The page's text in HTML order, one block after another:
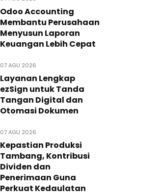
Odoo Accounting
Membantu Perusahaan
Menyusun Laporan
Keuangan Lebih Cepat
07 AGU 2026
Layanan Lengkap
ezSign untuk Tanda
Tangan Digital dan
Otomasi Dokumen
07 AGU 2026
Kepastian Produksi
Tambang, Kontribusi
Dividen dan
Penerimaan Guna
Perkuat Kedaulatan